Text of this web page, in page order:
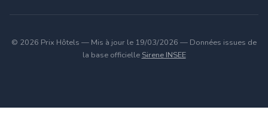
© 2026 Prix Hôtels — Mis à jour le 19/03/2026 — Données issues de
la base officielle Sirene INSEE